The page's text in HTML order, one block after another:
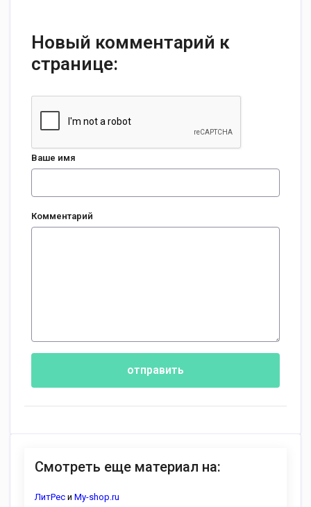
Новый комментарий к
странице:
Ваше имя
Комментарий
отправить
Смотреть еще материал на:
ЛитРес и My-shop.ru